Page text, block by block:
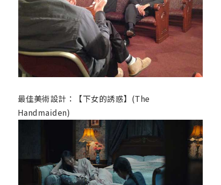
最佳美術設計：【下女的誘惑】(The
Handmaiden)